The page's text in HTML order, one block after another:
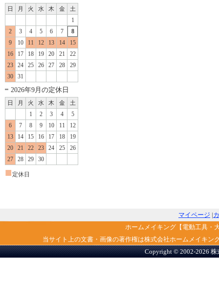
日 月 火 水 木 金
土
1
2
3 4 5 6 7
8
9
10 11 12 13 14
15
16
17 18 19 20 21
22
23
24 25 26 27 28
29
30
31
2026年9月の定休日
日 月 火 水 木 金
土
1
2 3 4
5
6
7 8 9 10 11
12
13
14 15 16 17 18
19
20
21 22 23 24 25
26
27
28 29 30
■ 定休日
マイページ |
ホームメイキング【電動工具・
当サイト上の文書・画像の著作権は株式会社ホームメイキ
Copyright © 2002-2026